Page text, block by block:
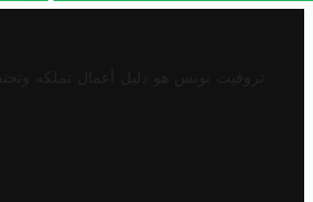
تروفيت تونس هو دليل أعمال تملكه